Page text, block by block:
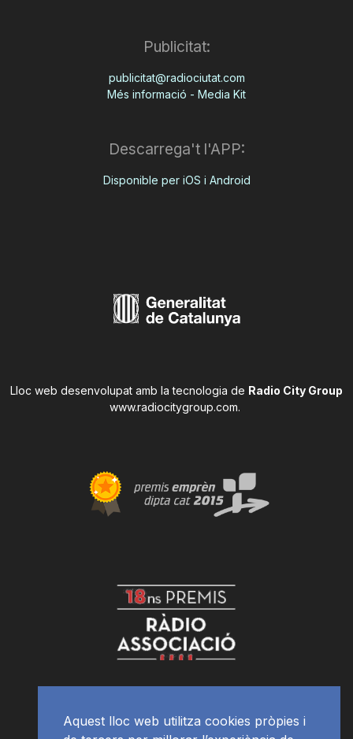
Publicitat:
publicitat@radiociutat.com
Més informació - Media Kit
Descarrega't l'APP:
Disponible per iOS i Android
Lloc web desenvolupat amb la tecnologia de Radio City Group
www.radiocitygroup.com.
Aquest lloc web utilitza cookies pròpies i